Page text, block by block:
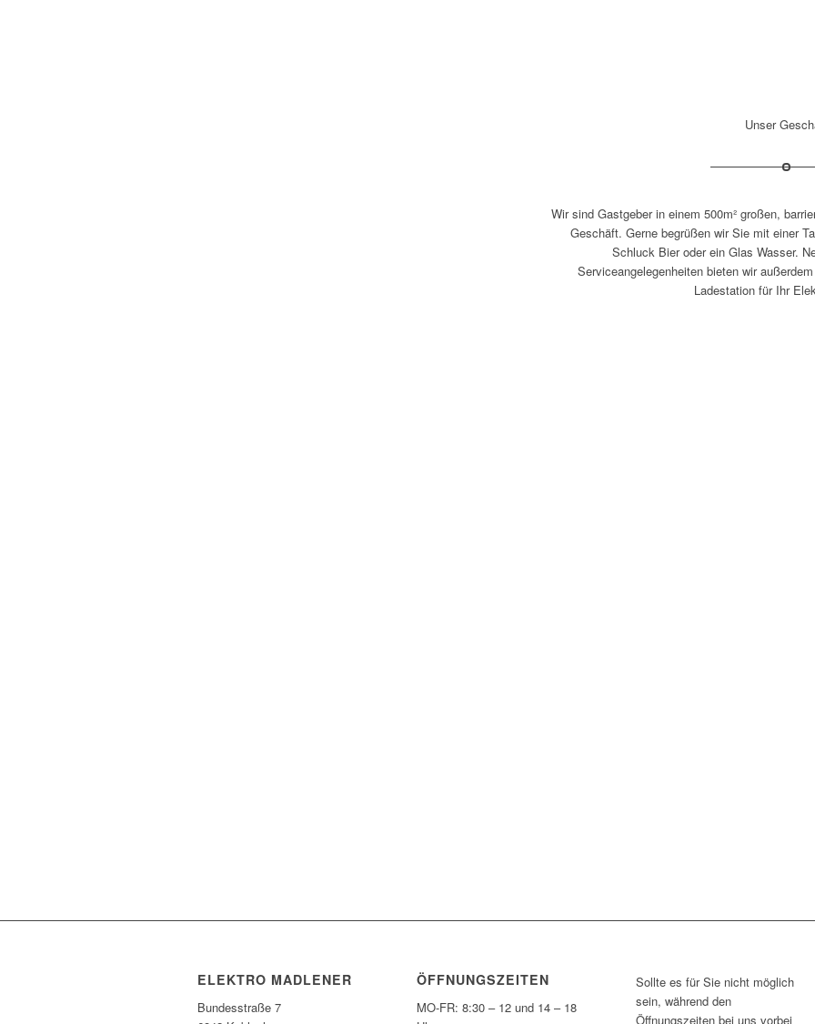
Unser
Wir sind Gastgeber in einem 500m² großen,
Geschäft. Gerne begrüßen wir Sie mit einer
Schluck Bier oder ein Glas Wasser.
Serviceangelegenheiten bieten wir
Ladestation für Ihr
ELEKTRO MADLENER
Bundesstraße 7
ÖFFNUNGSZEITEN
MO-FR: 8:30 – 12 und 14 – 18
Sollte es für Sie nicht möglich
sein, während den
Öffnungszeiten bei uns vorbei